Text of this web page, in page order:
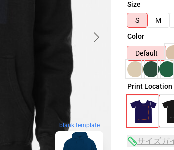
blank template
Size
S
M
Color
Default
Print Location
サイズガ